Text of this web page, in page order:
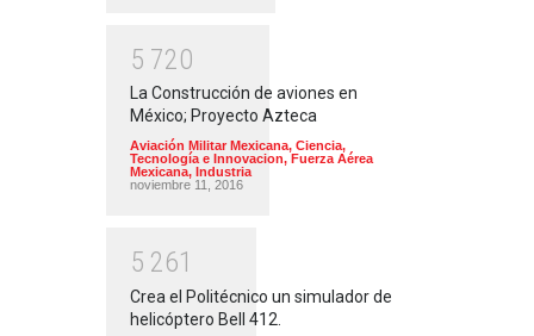
5 720
La Construcción de aviones en
México; Proyecto Azteca
Aviación Militar Mexicana, Ciencia,
Tecnología e Innovacion, Fuerza Aérea
Mexicana, Industria
noviembre 11, 2016
5 261
Crea el Politécnico un simulador de
helicóptero Bell 412.